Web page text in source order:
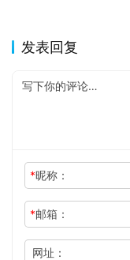
发表回复
*昵称：
*邮箱：
网址：